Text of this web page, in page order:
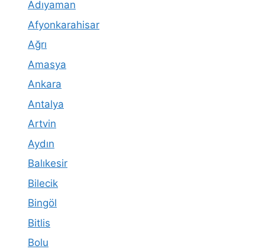
Adıyaman
Afyonkarahisar
Ağrı
Amasya
Ankara
Antalya
Artvin
Aydın
Balıkesir
Bilecik
Bingöl
Bitlis
Bolu